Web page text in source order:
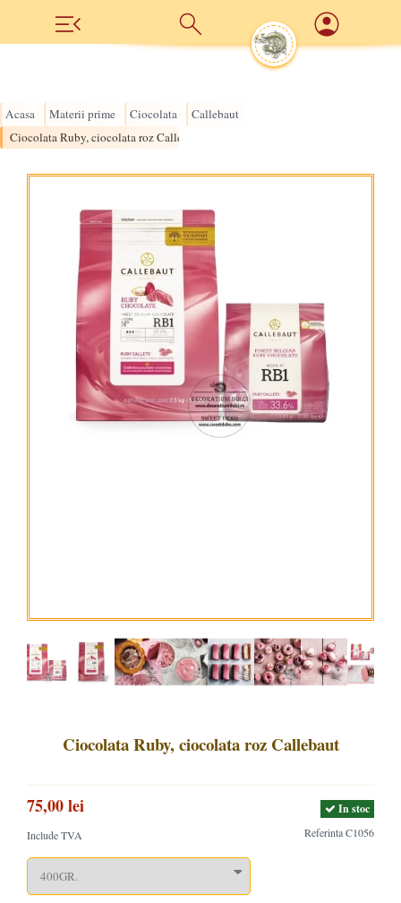
Acasa Materii prime Ciocolata Callebaut
Ciocolata Ruby, ciocolata roz Callebaut
Ciocolata Ruby, ciocolata roz Callebaut
ReferintaC1056
In stoc
75,00 lei
Include TVA